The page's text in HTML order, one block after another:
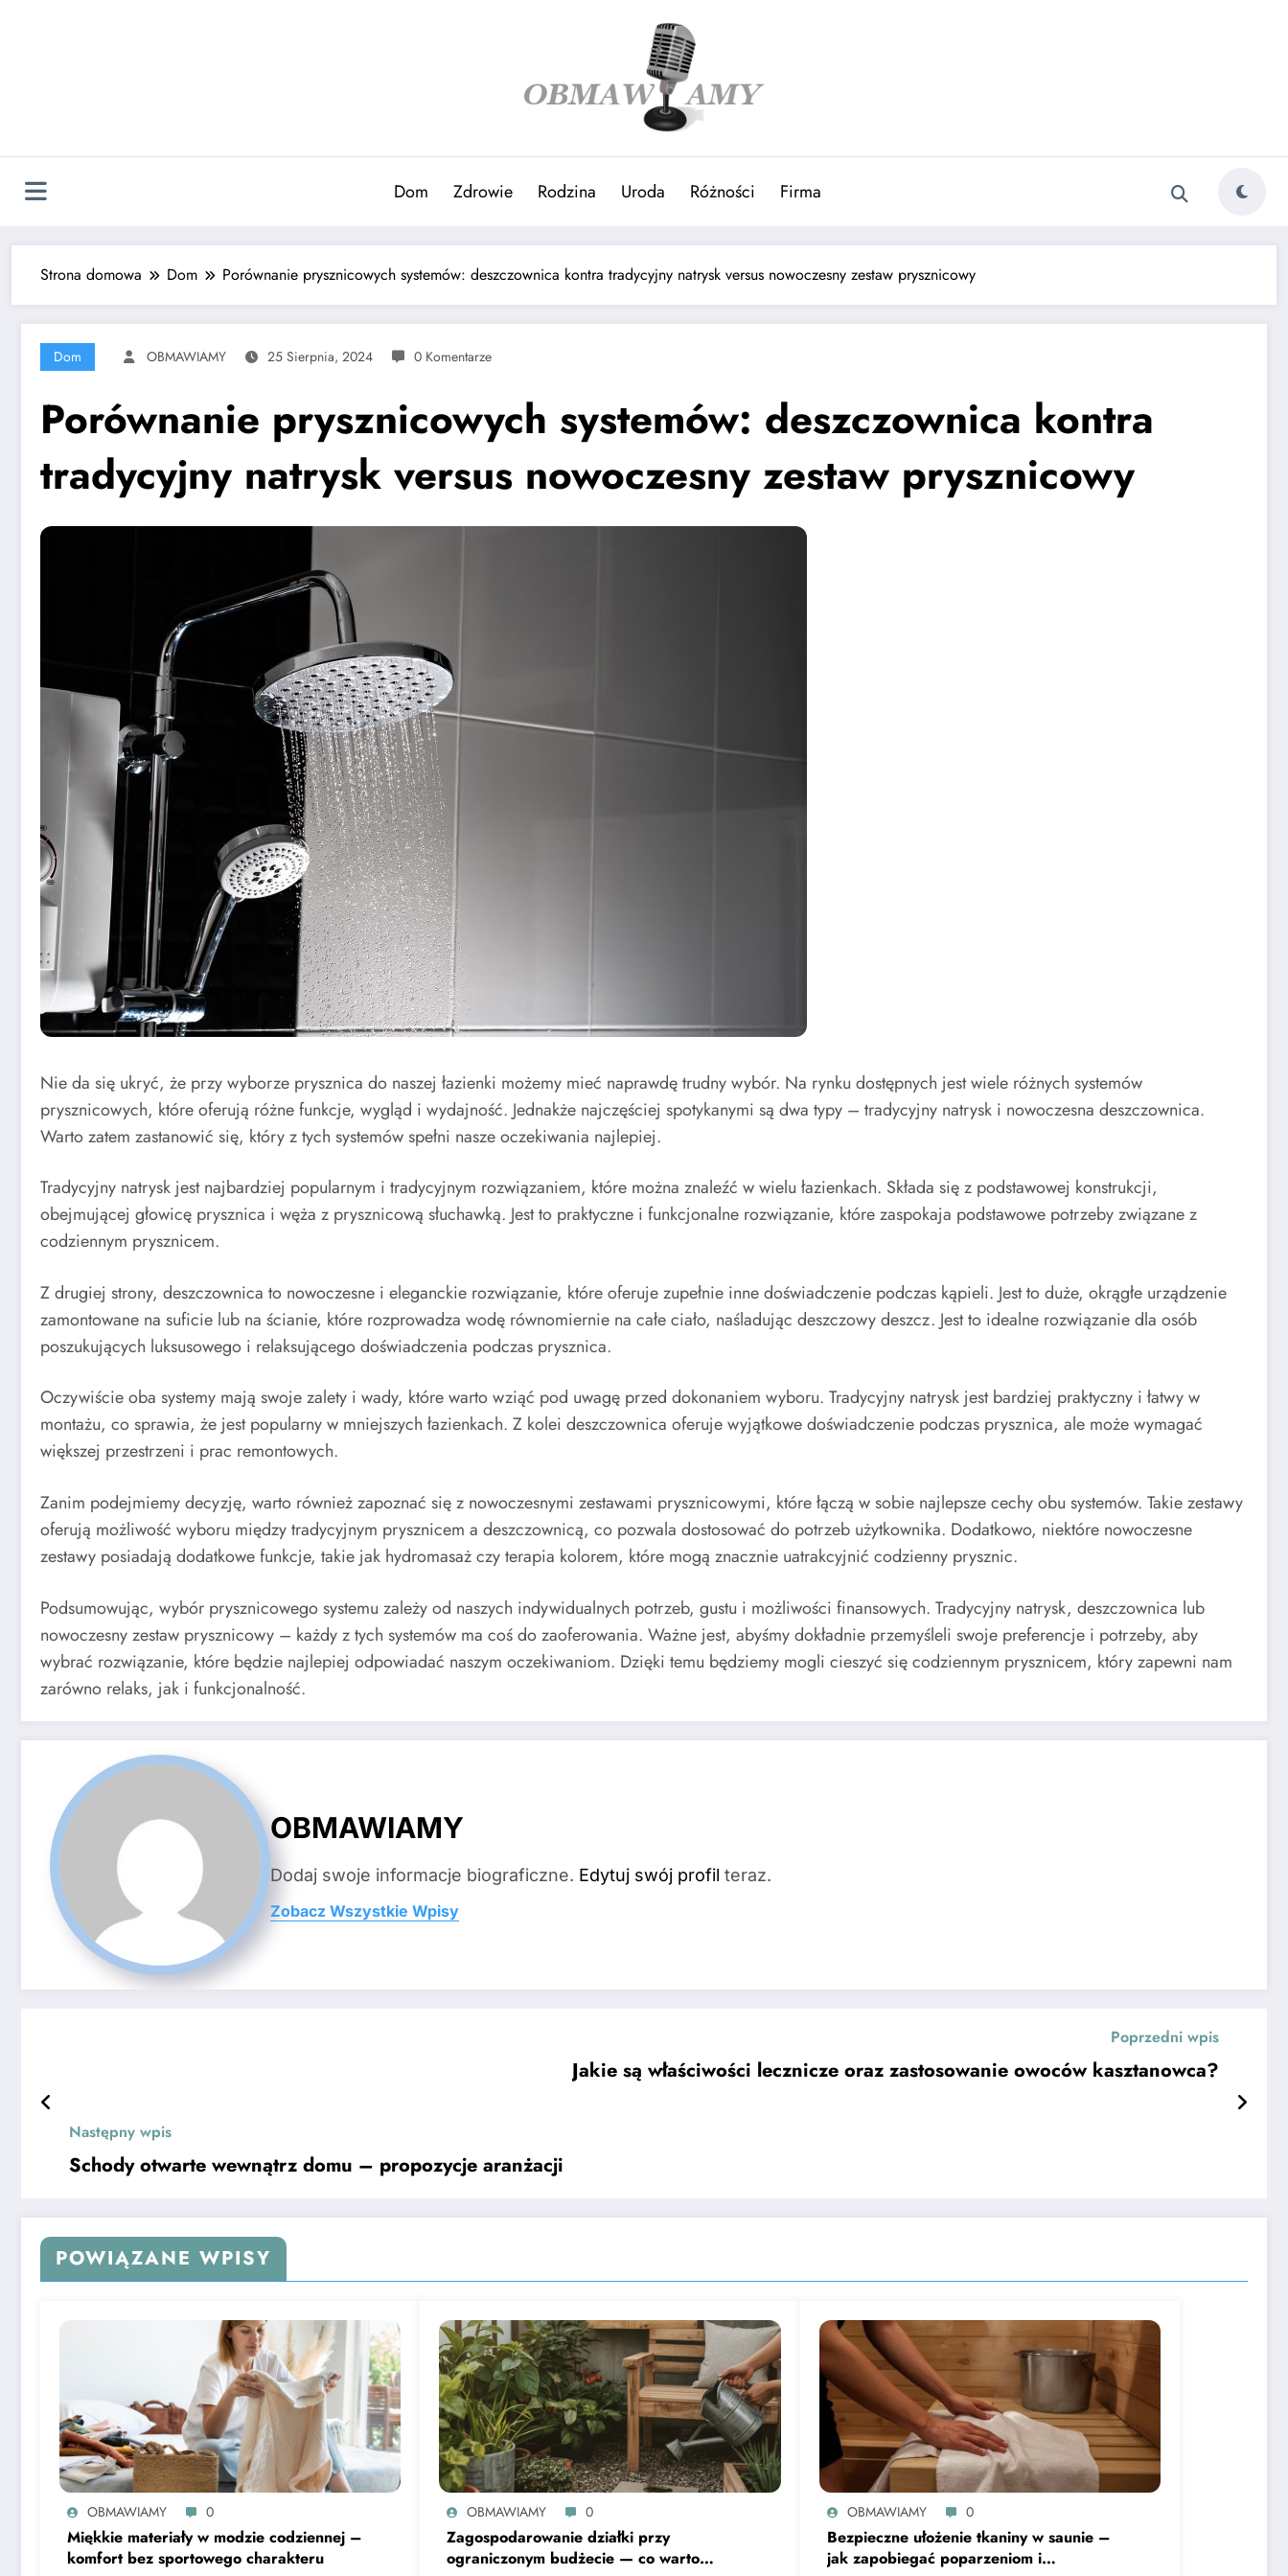
Dom Zdrowie Rodzina Uroda Różności Firma
Strona domowa Dom Porównanie prysznicowych systemów: deszczownica kontra tradycyjny natrysk versus nowoczesny zestaw prysznicowy
Dom OBMAWIAMY 25 Sierpnia, 2024 0 Komentarze
Porównanie prysznicowych systemów: deszczownica kontra
tradycyjny natrysk versus nowoczesny zestaw prysznicowy
Nie da się ukryć, że przy wyborze prysznica do naszej łazienki możemy mieć naprawdę trudny wybór. Na rynku dostępnych jest wiele różnych systemów
prysznicowych, które oferują różne funkcje, wygląd i wydajność. Jednakże najczęściej spotykanymi są dwa typy – tradycyjny natrysk i nowoczesna deszczownica.
Warto zatem zastanowić się, który z tych systemów spełni nasze oczekiwania najlepiej.
Tradycyjny natrysk jest najbardziej popularnym i tradycyjnym rozwiązaniem, które można znaleźć w wielu łazienkach. Składa się z podstawowej konstrukcji,
obejmującej głowicę prysznica i węża z prysznicową słuchawką. Jest to praktyczne i funkcjonalne rozwiązanie, które zaspokaja podstawowe potrzeby związane z
codziennym prysznicem.
Z drugiej strony, deszczownica to nowoczesne i eleganckie rozwiązanie, które oferuje zupełnie inne doświadczenie podczas kąpieli. Jest to duże, okrągłe urządzenie
zamontowane na suficie lub na ścianie, które rozprowadza wodę równomiernie na całe ciało, naśladując deszczowy deszcz. Jest to idealne rozwiązanie dla osób
poszukujących luksusowego i relaksującego doświadczenia podczas prysznica.
Oczywiście oba systemy mają swoje zalety i wady, które warto wziąć pod uwagę przed dokonaniem wyboru. Tradycyjny natrysk jest bardziej praktyczny i łatwy w
montażu, co sprawia, że jest popularny w mniejszych łazienkach. Z kolei deszczownica oferuje wyjątkowe doświadczenie podczas prysznica, ale może wymagać
większej przestrzeni i prac remontowych.
Zanim podejmiemy decyzję, warto również zapoznać się z nowoczesnymi zestawami prysznicowymi, które łączą w sobie najlepsze cechy obu systemów. Takie zestawy
oferują możliwość wyboru między tradycyjnym prysznicem a deszczownicą, co pozwala dostosować do potrzeb użytkownika. Dodatkowo, niektóre nowoczesne
zestawy posiadają dodatkowe funkcje, takie jak hydromasaż czy terapia kolorem, które mogą znacznie uatrakcyjnić codzienny prysznic.
Podsumowując, wybór prysznicowego systemu zależy od naszych indywidualnych potrzeb, gustu i możliwości finansowych. Tradycyjny natrysk, deszczownica lub
nowoczesny zestaw prysznicowy – każdy z tych systemów ma coś do zaoferowania. Ważne jest, abyśmy dokładnie przemyśleli swoje preferencje i potrzeby, aby
wybrać rozwiązanie, które będzie najlepiej odpowiadać naszym oczekiwaniom. Dzięki temu będziemy mogli cieszyć się codziennym prysznicem, który zapewni nam
zarówno relaks, jak i funkcjonalność.
OBMAWIAMY
Dodaj swoje informacje biograficzne. Edytuj swój profil teraz.
Zobacz Wszystkie Wpisy
Poprzedni wpis
Jakie są właściwości lecznicze oraz zastosowanie owoców kasztanowca?
Następny wpis
Schody otwarte wewnątrz domu – propozycje aranżacji
POWIĄZANE WPISY
OBMAWIAMY 0
Miękkie materiały w modzie codziennej –
komfort bez sportowego charakteru
OBMAWIAMY 0
Zagospodarowanie działki przy
ograniczonym budżecie — co warto
OBMAWIAMY 0
Bezpieczne ułożenie tkaniny w saunie –
jak zapobiegać poparzeniom i